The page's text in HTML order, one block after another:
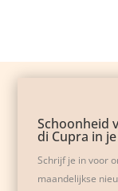
Schoonheid
di Cupra in
Schrijf je in voor
maandelijkse